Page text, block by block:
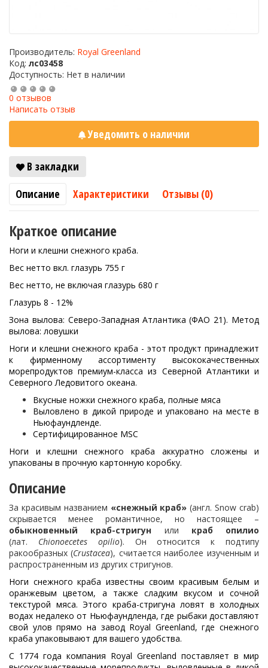
Производитель: Royal Greenland
Код: лс03458
Доступность: Нет в наличии
0 отзывов
Написать отзыв
Уведомить о наличии
В закладки
Описание
Характеристики Отзывы (0)
Краткое описание
Ноги и клешни снежного краба.
Вес нетто вкл. глазурь 755 г
Вес нетто, не включая глазурь 680 г
Глазурь 8 - 12%
Зона вылова: Северо-Западная Атлантика (ФАО 21). Метод
вылова: ловушки
Ноги и клешни снежного краба - этот продукт принадлежит
к фирменному ассортименту высококачественных
морепродуктов премиум-класса из Северной Атлантики и
Северного Ледовитого океана.
Вкусные ножки снежного краба, полные мяса
Выловлено в дикой природе и упаковано на месте в
Ньюфаундленде.
Сертифицированное MSC
Ноги и клешни снежного краба аккуратно сложены и
упакованы в прочную картонную коробку.
Описание
За красивым названием «снежный краб» (англ. Snow crab)
скрывается менее романтичное, но настоящее –
обыкновенный краб-стригун или краб опилио
(лат. Chionoecetes opilio). Он относится к подтипу
ракообразных (Crustacea), считается наиболее изученным и
распространенным из других стригунов.
Ноги снежного краба известны своим красивым белым и
оранжевым цветом, а также сладким вкусом и сочной
текстурой мяса. Этого краба-стригуна ловят в холодных
водах недалеко от Ньюфаундленда, где рыбаки доставляют
свой улов прямо на завод Royal Greenland, где снежного
краба упаковывают для вашего удобства.
С 1774 года компания Royal Greenland поставляет в мир